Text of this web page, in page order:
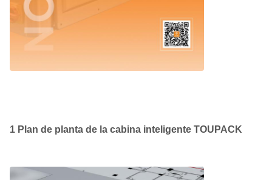
1 Plan de planta de la cabina inteligente TOUPACK